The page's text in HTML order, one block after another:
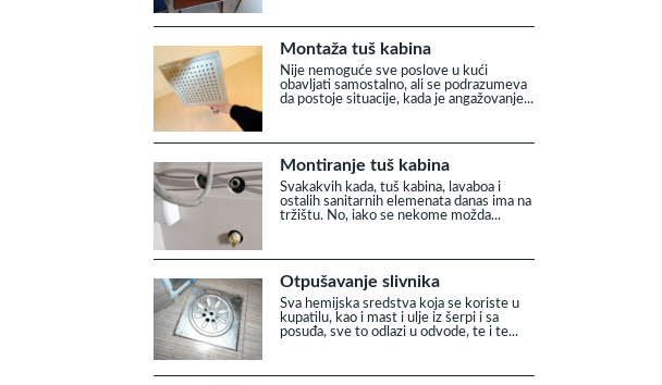
Montaža tuš kabina
Nije nemoguće sve poslove u kući
obavljati samostalno, ali se podrazumeva
da postoje situacije, kada je angažovanje...
Montiranje tuš kabina
Svakakvih kada, tuš kabina, lavaboa i
ostalih sanitarnih elemenata danas ima na
tržištu. No, iako se nekome možda...
Otpušavanje slivnika
Sva hemijska sredstva koja se koriste u
kupatilu, kao i mast i ulje iz šerpi i sa
posuđa, sve to odlazi u odvode, te i te...